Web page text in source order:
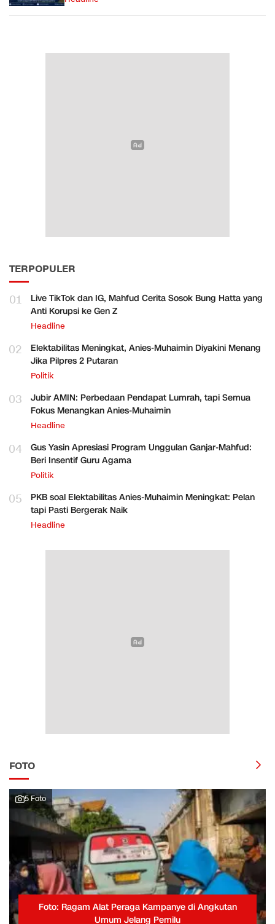
TERPOPULER
01
Live TikTok dan IG, Mahfud Cerita Sosok Bung Hatta yang
Anti Korupsi ke Gen Z
Headline
02
Elektabilitas Meningkat, Anies-Muhaimin Diyakini Menang
Jika Pilpres 2 Putaran
Politik
03
Jubir AMIN: Perbedaan Pendapat Lumrah, tapi Semua
Fokus Menangkan Anies-Muhaimin
Headline
04
Gus Yasin Apresiasi Program Unggulan Ganjar-Mahfud:
Beri Insentif Guru Agama
Politik
05
PKB soal Elektabilitas Anies-Muhaimin Meningkat: Pelan
tapi Pasti Bergerak Naik
Headline
FOTO
5 Foto
Foto: Ragam Alat Peraga Kampanye di Angkutan
Umum Jelang Pemilu